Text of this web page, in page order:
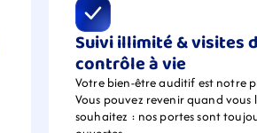
Suivi illimité & visites
contrôle à vie
Votre bien-être auditif est notre
Vous pouvez revenir quand vous
souhaitez : nos portes sont